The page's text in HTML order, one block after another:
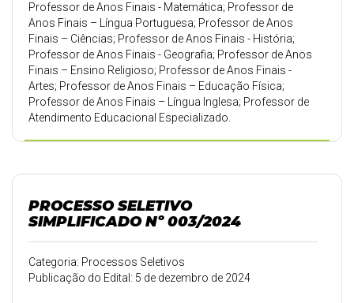
Professor de Anos Finais - Matemática; Professor de
Anos Finais – Língua Portuguesa; Professor de Anos
Finais – Ciências; Professor de Anos Finais - História;
Professor de Anos Finais - Geografia; Professor de Anos
Finais – Ensino Religioso; Professor de Anos Finais -
Artes; Professor de Anos Finais – Educação Física;
Professor de Anos Finais – Língua Inglesa; Professor de
Atendimento Educacional Especializado.
PROCESSO SELETIVO
SIMPLIFICADO Nº 003/2024
Categoria: Processos Seletivos
Publicação do Edital: 5 de dezembro de 2024